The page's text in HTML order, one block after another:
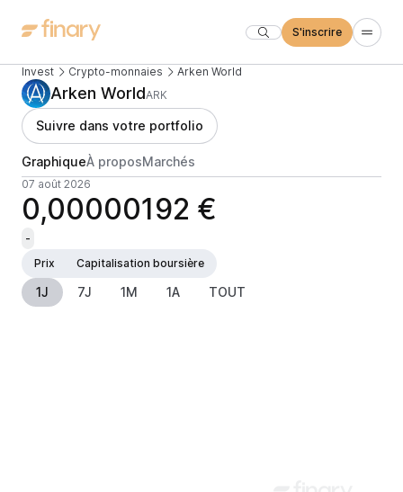
S'inscrire
Invest Crypto-monnaies Arken World
Arken WorldARK
Suivre dans votre portfolio
GraphiqueÀ proposMarchés
07 août 2026
0,00000192 €
-
Prix
Capitalisation boursière
1J 7J 1M 1A TOUT